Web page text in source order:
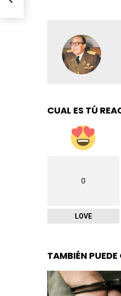
CUAL ES TÚ
0
LOVE
TAMBIÉN PUEDE